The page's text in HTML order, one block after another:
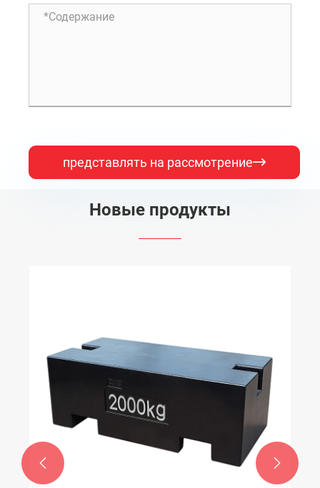
представлять на рассмотрение
Новые продукты
 